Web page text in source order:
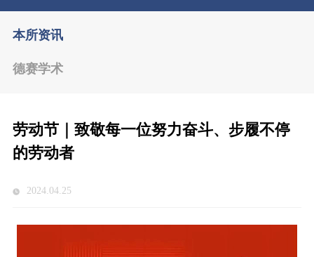
本所资讯
德赛学术
劳动节｜致敬每一位努力奋斗、步履不停
的劳动者
2024.04.25